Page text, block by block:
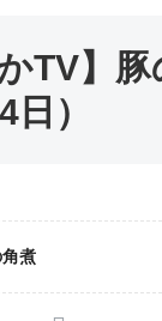
TV】
）
煮